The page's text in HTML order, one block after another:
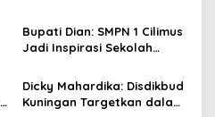
Bupati Dian: SMPN 1 Cilimus
Jadi Inspirasi Sekolah
Momentum Cetak Generasi
Emas
Dicky Mahardika: Disdikbud
Kuningan Targetkan dalam